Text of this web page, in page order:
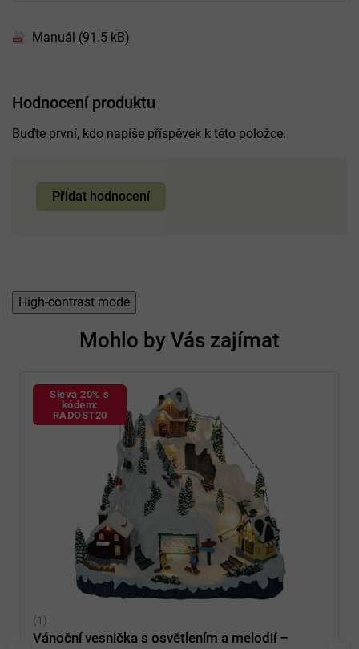
Manuál (91.5 kB)
Hodnocení produktu
Buďte první, kdo napíše příspěvek k této položce.
Přidat hodnocení
High-contrast mode
Mohlo by Vás zajímat
Sleva 20% s
kódem:
RADOST20
Vánoční vesnička s osvětlením a melodií –